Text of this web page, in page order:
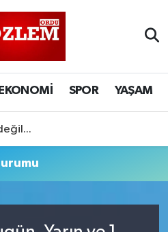
EKONOMİ SPOR YAŞAM
Haritası